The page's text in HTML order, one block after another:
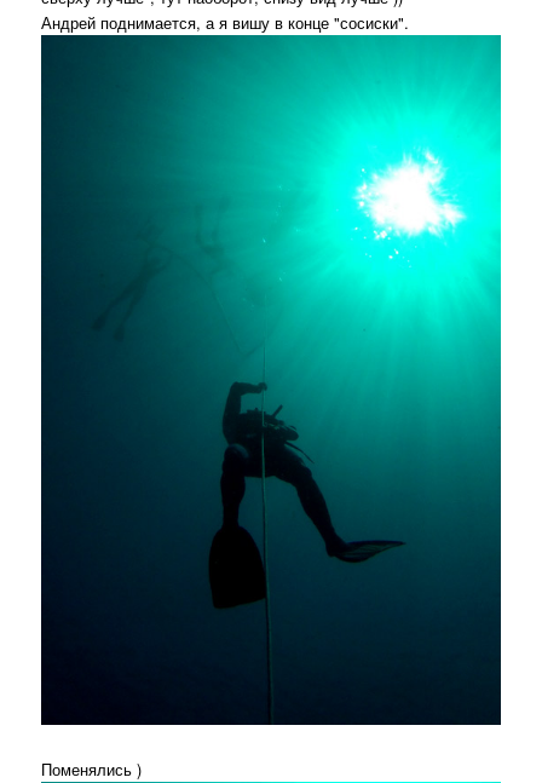
Андрей поднимается, а я вишу в конце "сосиски".
Поменялись )